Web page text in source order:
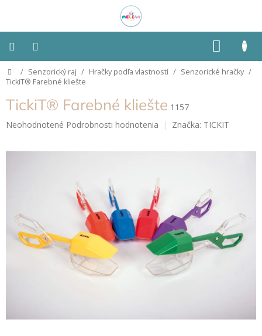
KOŠÍK
Montessori
Detská
izba
pomôcky
Hračky
podľa
vlastností
Domov
/ Senzorický raj / Hračky podľa vlastností / Senzorické hračky /
TickiT® Farebné kliešte
TickiT® Farebné kliešte 1157
Priemerné
Neohodnotené Podrobnosti hodnotenia Značka: TICKIT